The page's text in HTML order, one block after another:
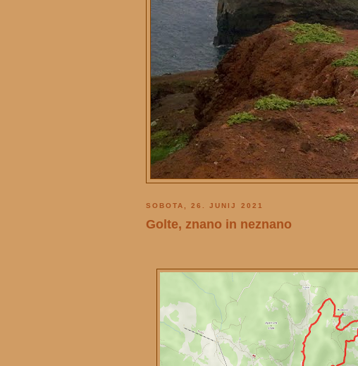
SOBOTA, 26. JUNIJ 2021
Golte, znano in neznano